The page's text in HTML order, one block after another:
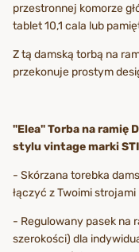
przestronnej komorze
tablet 10,1 cala lub
Z tą damską torbą na
przekonuje prostym
"Elea" Torba na ramię
stylu vintage marki
- Skórzana torebka
łączyć z Twoimi
- Regulowany pasek na
szerokości) dla